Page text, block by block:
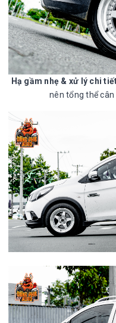
Hạ gầm nhẹ & xử lý chi
nên tổng thể